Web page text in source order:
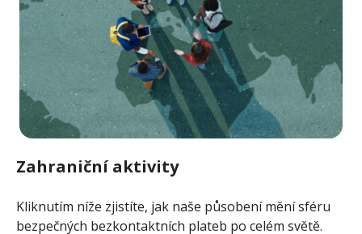
Zahraniční aktivity
Kliknutím níže zjistíte, jak naše působení mění sféru
bezpečných bezkontaktních plateb po celém světě.